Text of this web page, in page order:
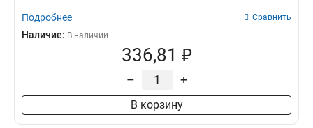
Подробнее Сравнить
Наличие: В наличии
336,81 ₽
– +
В корзину